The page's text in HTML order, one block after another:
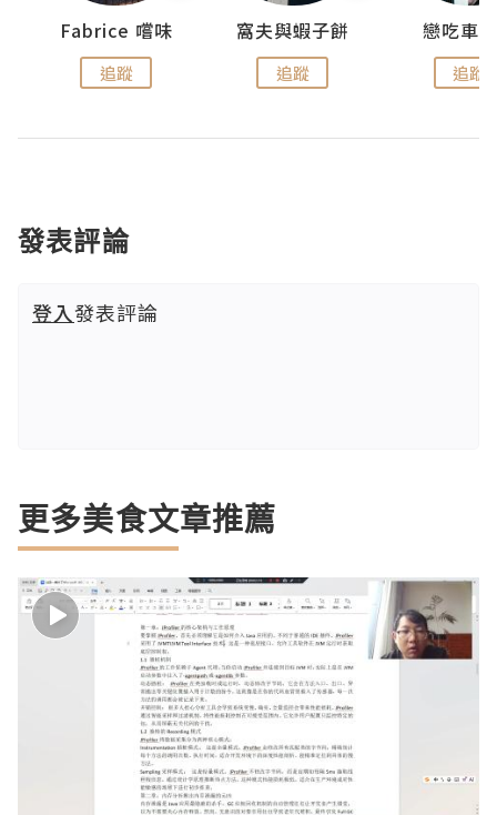
Fabrice 嚐味
追蹤
窩夫與蝦子餅
追蹤
戀吃車
追蹤
發表評論
登入發表評論
更多美食文章推薦